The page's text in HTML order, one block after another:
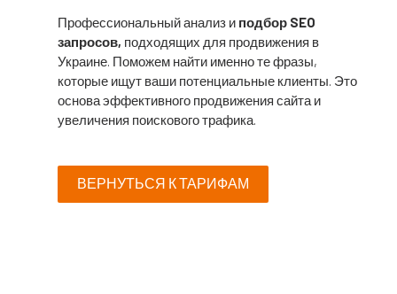
Профессиональный анализ и подбор SEO
запросов, подходящих для продвижения в
Украине. Поможем найти именно те фразы,
которые ищут ваши потенциальные клиенты. Это
основа эффективного продвижения сайта и
увеличения поискового трафика.
ВЕРНУТЬСЯ К ТАРИФАМ